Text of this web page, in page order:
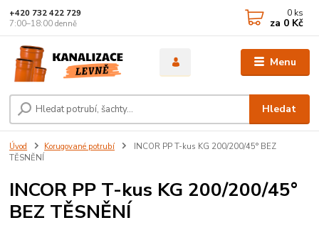
Menu
Hledat
+420 732 422 729
7:00–18:00 denně
0 ks
za 0 Kč
Úvod Korugované potrubí
INCOR PP T-kus KG 200/200/45° BEZ
TĚSNĚNÍ
INCOR PP T-kus KG 200/200/45°
BEZ TĚSNĚNÍ